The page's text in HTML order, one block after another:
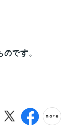
です。